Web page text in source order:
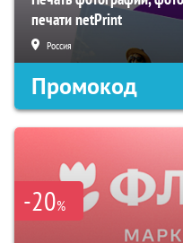
печати netPrint
Россия
Промокод
-20%